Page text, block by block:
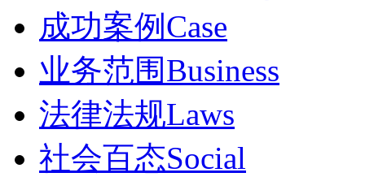
成功案例 Case
业务范围Business
法律法规Laws
社会百态Social